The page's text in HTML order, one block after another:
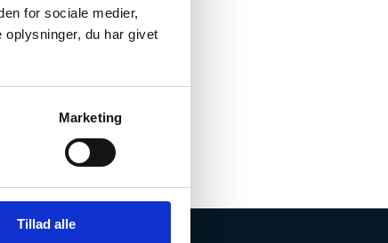
for sociale medier,
du har givet
Marketing
Tillad alle